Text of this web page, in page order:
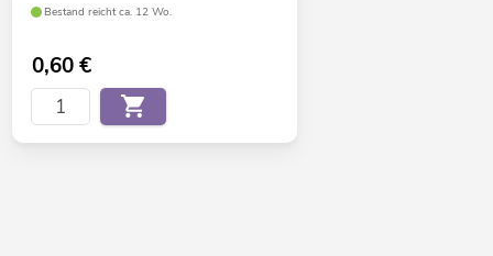
Bestand reicht ca. 12 Wo.
0,60€